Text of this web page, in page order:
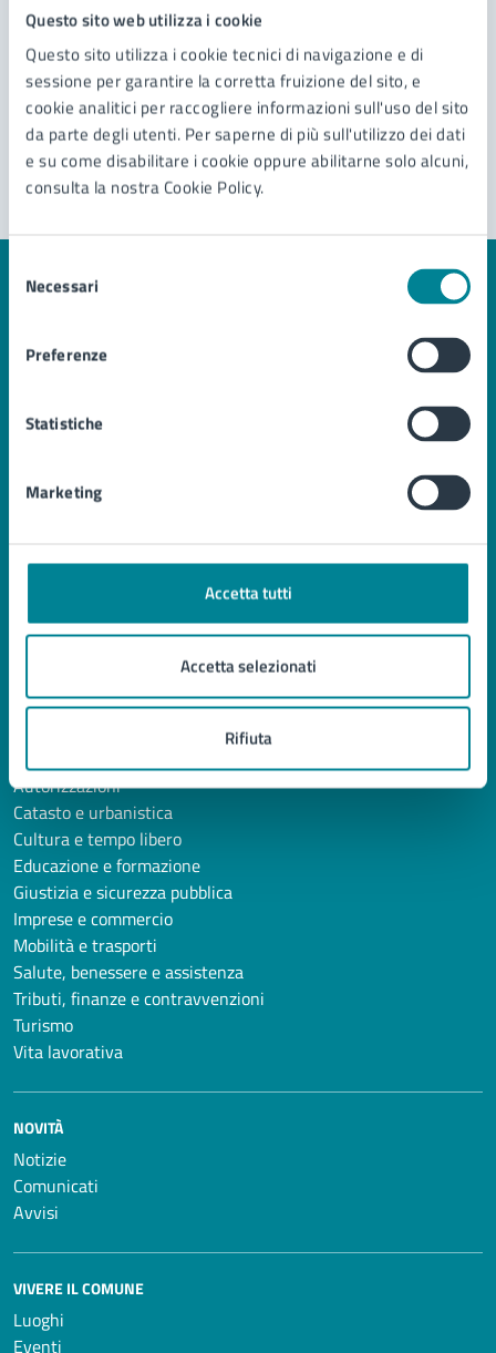
Questo sito web utilizza i cookie
Questo sito utilizza i cookie tecnici di navigazione e di
sessione per garantire la corretta fruizione del sito, e
cookie analitici per raccogliere informazioni sull'uso del sito
da parte degli utenti. Per saperne di più sull'utilizzo dei dati
e su come disabilitare i cookie oppure abilitarne solo alcuni,
consulta la nostra Cookie Policy.
delNecessari
Preferenze
Statistiche
Marketing
Accetta tutti
Accetta selezionati
Rifiuta
Prenota appuntamento
Problemi in città
Segnala disservizio
Comune di Jesolo
AMMINISTRAZIONE
Aree amministrative
Politici
Personale amministrativo
Documenti e Dati
CATEGORIE DI SERVIZIO
Autorizzazioni
Catasto e urbanistica
Cultura e tempo libero
Educazione e formazione
Giustizia e sicurezza pubblica
Imprese e commercio
Mobilità e trasporti
Salute, benessere e assistenza
Tributi, finanze e contravvenzioni
Turismo
Vita lavorativa
NOVITÀ
Notizie
Comunicati
Avvisi
VIVERE IL COMUNE
Luoghi
Eventi